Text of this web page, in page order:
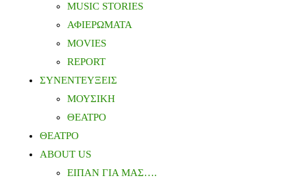
MUSIC STORIES
ΑΦΙΕΡΩΜΑΤΑ
MOVIES
REPORT
ΣΥΝΕΝΤΕΥΞΕΙΣ
ΜΟΥΣΙΚΗ
ΘΕΑΤΡΟ
ΘΕΑΤΡΟ
ABOUT US
ΕΙΠΑΝ ΓΙΑ ΜΑΣ….